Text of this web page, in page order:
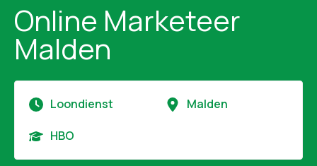
Online Marketeer
Malden
Loondienst Malden
HBO